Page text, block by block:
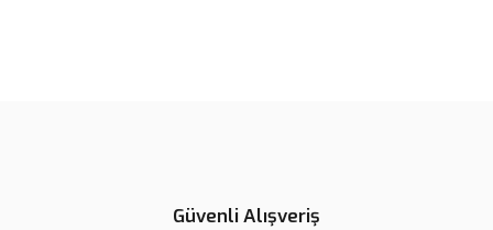
Güvenli Alışveriş